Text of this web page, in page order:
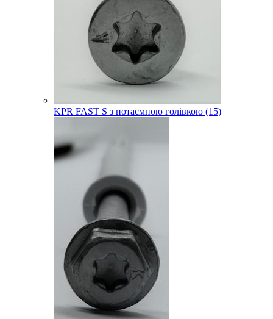
KPR FAST S з потаємною голівкою (15)